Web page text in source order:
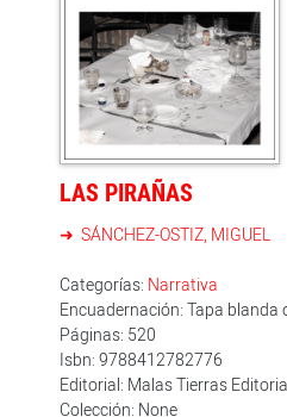
LAS PIRAÑAS
SÁNCHEZ-OSTIZ, MIGUEL
Categorías: Narrativa
Encuadernación: Tapa blanda
Páginas: 520
Isbn: 9788412782776
Editorial: Malas Tierras
Colección: None